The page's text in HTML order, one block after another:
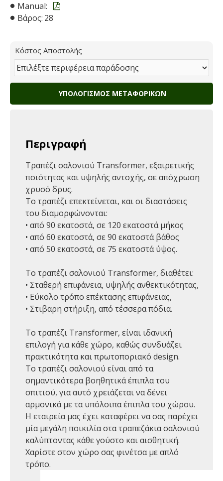
Manual:
Βάρος: 28
Κόστος Αποστολής
ΥΠΟΛΟΓΙΣΜΌΣ ΜΕΤΑΦΟΡΙΚΏΝ
Περιγραφή
Tραπέζι σαλονιού Transformer, εξαιρετικής
ποιότητας και υψηλής αντοχής, σε απόχρωση
χρυσό δρυς.
Το τραπέζι επεκτείνεται, και οι διαστάσεις
του διαμορφώνονται:
• από 90 εκατοστά, σε 120 εκατοστά μήκος
• από 60 εκατοστά, σε 90 εκατοστά βάθος
• από 50 εκατοστά, σε 75 εκατοστά ύψος.
Tο τραπέζι σαλονιού Transformer, διαθέτει:
• Σταθερή επιφάνεια, υψηλής ανθεκτικότητας,
• Εύκολο τρόπο επέκτασης επιφάνειας,
• Στιβαρη στήριξη, από τέσσερα πόδια.
Το τραπέζι Transformer, είναι ιδανική
επιλογή για κάθε χώρο, καθώς συνδυάζει
πρακτικότητα και πρωτοποριακό design.
Το τραπέζι σαλονιού είναι από τα
σημαντικότερα βοηθητικά έπιπλα του
σπιτιού, για αυτό χρειάζεται να δένει
αρμονικά με τα υπόλοιπα έπιπλα του χώρου.
Η εταιρεία μας έχει καταφέρει να σας παρέχει
μία μεγάλη ποικιλία στα τραπεζάκια σαλονιού
καλύπτοντας κάθε γούστο και αισθητική.
Χαρίστε στον χώρο σας φινέτσα με απλό
τρόπο.